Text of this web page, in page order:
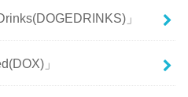
」
」